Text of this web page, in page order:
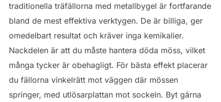
traditionella träfällorna med metallbygel är fortfarande
bland de mest effektiva verktygen. De är billiga, ger
omedelbart resultat och kräver inga kemikalier.
Nackdelen är att du måste hantera döda möss, vilket
många tycker är obehagligt. För bästa effekt placerar
du fällorna vinkelrätt mot väggen där mössen
springer, med utlösarplattan mot sockeln. Byt gärna